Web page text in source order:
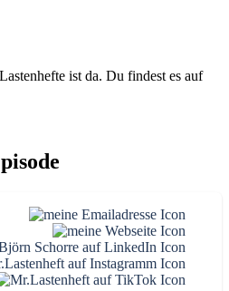
ist da. Du findest es auf